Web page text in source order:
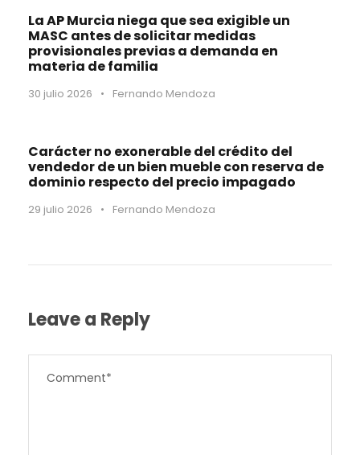
La AP Murcia niega que sea exigible un
MASC antes de solicitar medidas
provisionales previas a demanda en
materia de familia
30 julio 2026 • Fernando Mendoza
Carácter no exonerable del crédito del
vendedor de un bien mueble con reserva de
dominio respecto del precio impagado
29 julio 2026 • Fernando Mendoza
Leave a Reply